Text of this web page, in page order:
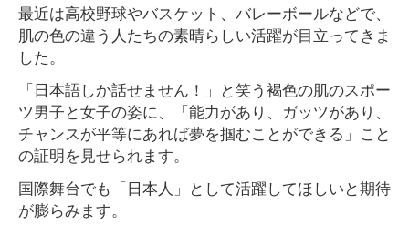
最近は高校野球やバスケット、バレーボールなどで、
肌の色の違う人たちの素晴らしい活躍が目立ってきま
した。
「日本語しか話せません！」と笑う褐色の肌のスポー
ツ男子と女子の姿に、「能力があり、ガッツがあり、
チャンスが平等にあれば夢を掴むことができる」こと
の証明を見せられます。
国際舞台でも「日本人」として活躍してほしいと期待
が膨らみます。